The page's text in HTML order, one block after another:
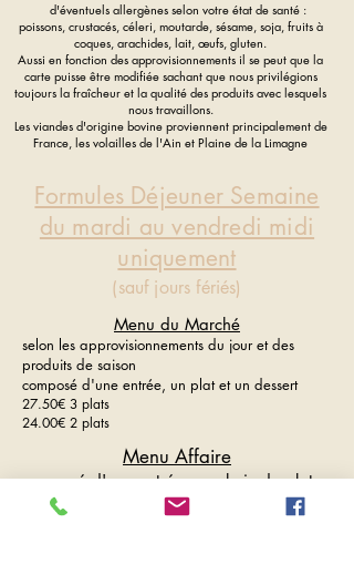
d'éventuels allergènes selon votre état de santé :
poissons, crustacés,céleri, moutarde, sésame, soja, fruits à
coques, arachides, lait, œufs, gluten.
Aussi en fonction des approvisionnements il se peut que la
carte puisse être modifiée sachant que nous privilégions
toujours la fraîcheur et la qualité des produits avec lesquels
nous travaillons.
Les viandes d'origine bovine proviennent principalement de
France, les volailles de l'Ain et Plaine de la Limagne
Formules Déjeuner Semaine
du mardi au vendredi midi
uniquement
(sauf jours fériés)
Menu du Marché
selon les approvisionnements du jour et des
produits de saison
composé d'une entrée, un plat et un dessert
27.50€ 3 plats
24.00€ 2 plats
Menu Affaire
composé d'une entrée, un choix de plat
viande ou poisson et dessert au choix
32.50